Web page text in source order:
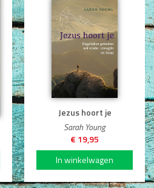
Jezus hoort je
Sarah Young
€ 19,95